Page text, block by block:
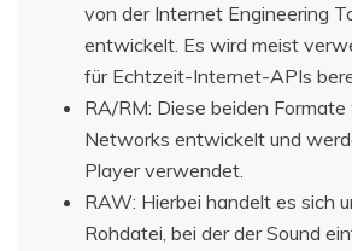
von der Internet Engineering
entwickelt. Es wird meist
für Echtzeit-Internet-APIs
RA/RM: Diese beiden
Networks entwickelt und
Player verwendet.
RAW: Hierbei handelt es sich
Rohdatei, bei der der Sound